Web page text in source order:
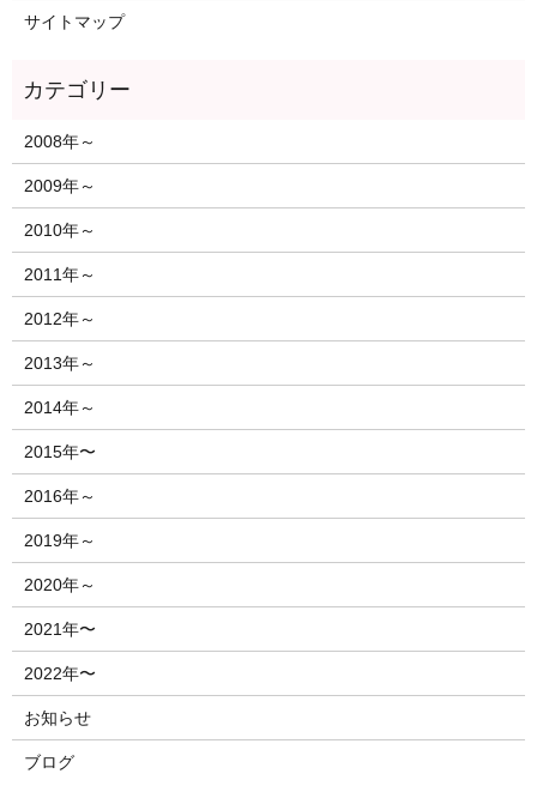
サイトマップ
2008年～
2009年～
2010年～
2011年～
2012年～
2013年～
2014年～
2015年〜
2016年～
2019年～
2020年～
2021年〜
2022年〜
お知らせ
ブログ